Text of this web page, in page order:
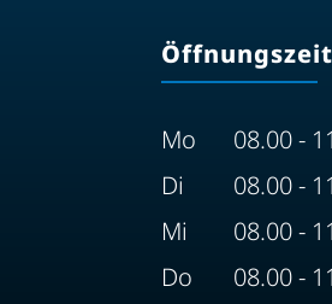
Mo
08.00 -
Di
08.00 -
Mi
08.00 -
Do
08.00 -